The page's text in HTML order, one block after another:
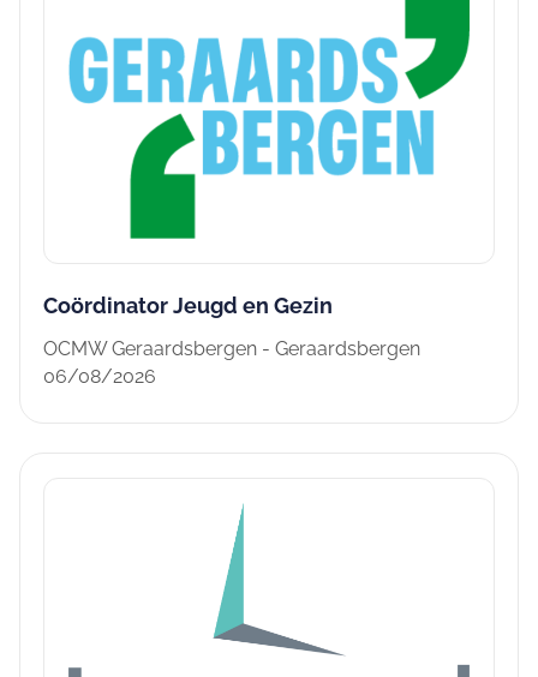
Coördinator Jeugd en Gezin
OCMW Geraardsbergen - Geraardsbergen
06/08/2026